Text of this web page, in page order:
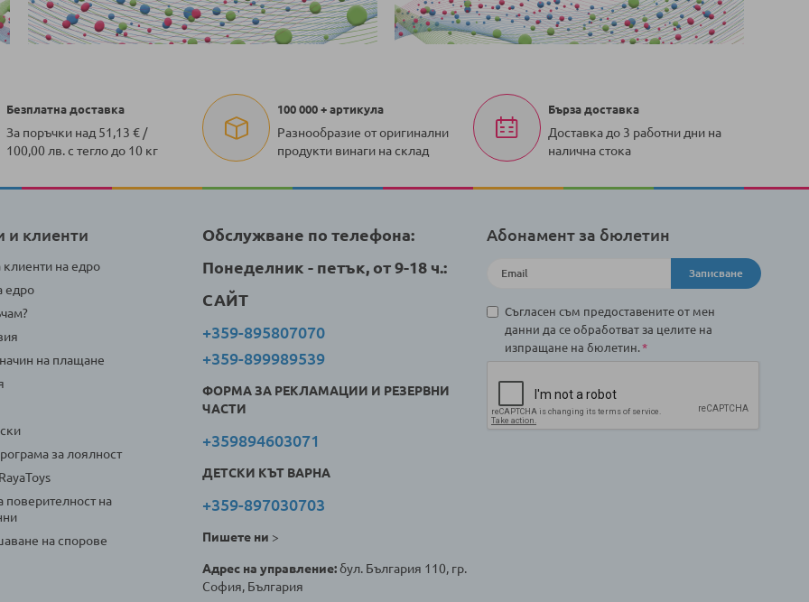
Безплатна доставка
За поръчки над 51,13 € /
100,00 лв. с тегло до 10 кг
100 000 + артикула
Разнообразие от оригинални
продукти винаги на склад
Бърза доставка
Доставка до 3 работни дни на
налична стока
и клиенти
клиенти на едро
едро
на плащане
за лоялност
поверителност на
на спорове
Обслужване по телефона:
Понеделник - петък, от 9-18 ч.:
САЙТ
+359-895807070
+359-899989539
ФОРМА ЗА РЕКЛАМАЦИИ И РЕЗЕРВНИ
ЧАСТИ
+359894603071
ДЕТСКИ КЪТ ВАРНА
+359-897030703
Пишете ни >
Адрес на управление:бул. България 110, гр.
София, България
Абонамент за бюлетин
Записване
Съгласен съм предоставените от мен
данни да се обработват за целите на
изпращане на бюлетин.